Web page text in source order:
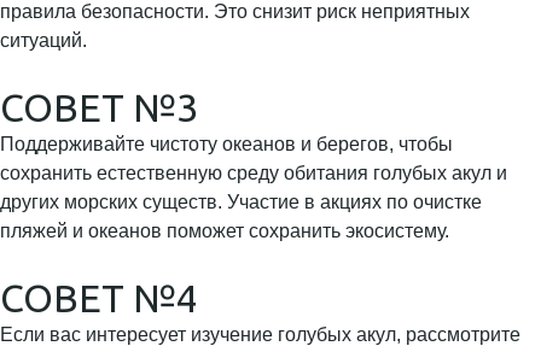
правила безопасности. Это снизит риск неприятных
ситуаций.
СОВЕТ №3
Поддерживайте чистоту океанов и берегов, чтобы
сохранить естественную среду обитания голубых акул и
других морских существ. Участие в акциях по очистке
пляжей и океанов поможет сохранить экосистему.
СОВЕТ №4
Если вас интересует изучение голубых акул, рассмотрите